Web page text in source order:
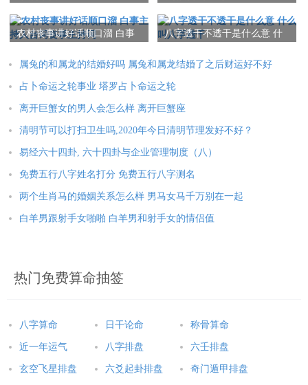
农村丧事讲好话顺口溜 白事
八字透干不透干是什么意 什
属兔的和属龙的结婚好吗 属兔和属龙结婚了之后财运好不好
占卜命运之轮事业 塔罗占卜命运之轮
离开巨蟹女的男人会怎么样 离开巨蟹座
清明节可以打扫卫生吗,2020年今日清明节理发好不好？
易经六十四卦, 六十四卦与企业管理制度（八）
免费五行八字姓名打分 免费五行八字测名
两个生肖马的婚姻关系怎么样 男马女马千万别在一起
白羊男跟射手女啪啪 白羊男和射手女的情侣值
热门免费算命抽签
八字算命 日干论命 称骨算命
近一年运气 八字排盘 六壬排盘
玄空飞星排盘 六爻起卦排盘 奇门遁甲排盘